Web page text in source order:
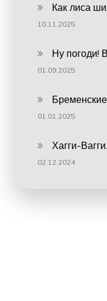
Как лиса
10.11.2025
Ну погоди!
01.09.2025
01.01.2025
Хагги-
02.12.2024